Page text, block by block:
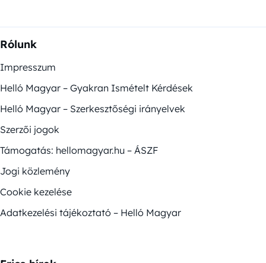
Rólunk
Impresszum
Helló Magyar – Gyakran Ismételt Kérdések
Helló Magyar – Szerkesztőségi irányelvek
Szerzői jogok
Támogatás: hellomagyar.hu – ÁSZF
Jogi közlemény
Cookie kezelése
Adatkezelési tájékoztató – Helló Magyar